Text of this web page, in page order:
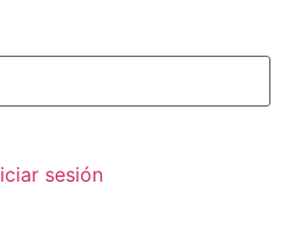
sesión